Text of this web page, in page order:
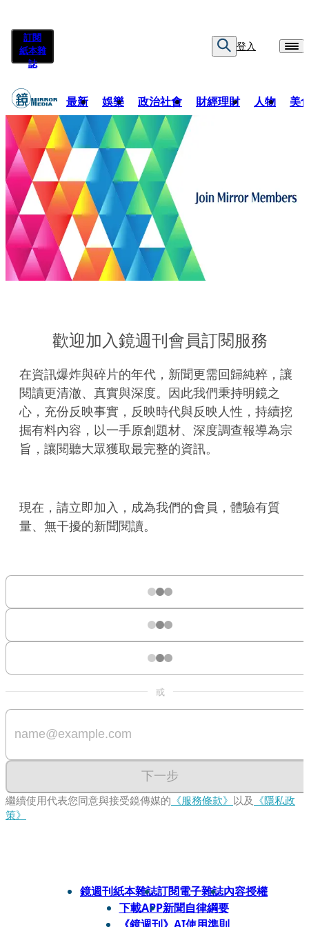
訂閱
紙本雜
誌
登入
最新 娛樂 政治社會 財經理財 人物 美
歡迎加入鏡週刊會員訂閱服務
在資訊爆炸與碎片的年代，新聞更需回歸純粹，讓
閱讀更清澈、真實與深度。因此我們秉持明鏡之
心，充份反映事實，反映時代與反映人性，持續挖
掘有料內容，以一手原創題材、深度調查報導為宗
旨，讓閱聽大眾獲取最完整的資訊。
現在，請立即加入，成為我們的會員，體驗有質
量、無干擾的新聞閱讀。
或
下一步
繼續使用代表您同意與接受鏡傳媒的 《服務條款》 以及 《隱私政
策》
鏡週刊紙本雜誌訂閱電子雜誌內容授權
下載APP新聞自律綱要